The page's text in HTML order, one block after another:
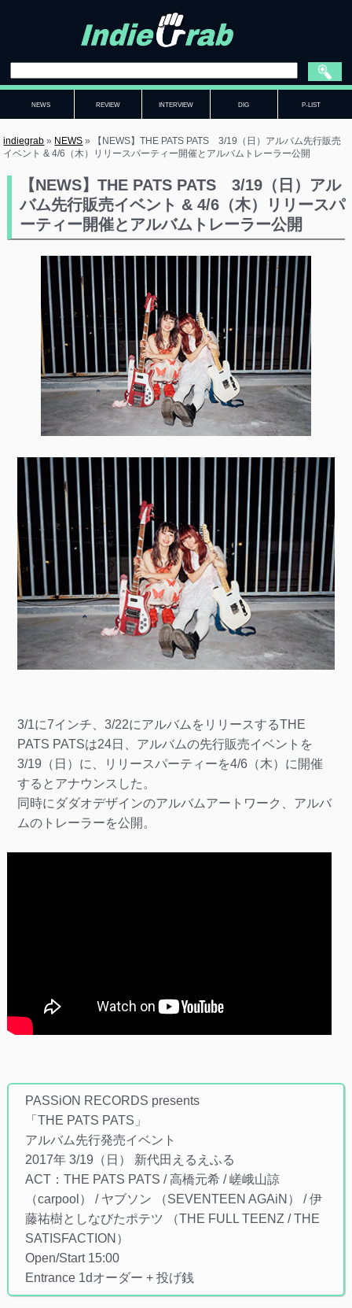
NEWS REVIEW INTERVIEW DIG P-LIST
indiegrab » NEWS »
【NEWS】THE PATS PATS 3/19（日）アルバム先行販売
イベント & 4/6（木）リリースパーティー開催とアルバムトレーラー公開
【NEWS】THE PATS PATS 3/19（日）アル
バム先行販売イベント & 4/6（木）リリースパ
ーティー開催とアルバムトレーラー公開
3/1に7インチ、3/22にアルバムをリリースするTHE
PATS PATSは24日、アルバムの先行販売イベントを
3/19（日）に、リリースパーティーを4/6（木）に開催
するとアナウンスした。
同時にダダオデザインのアルバムアートワーク、アルバ
ムのトレーラーを公開。
PASSiON RECORDS presents
「THE PATS PATS」
アルバム先行発売イベント
2017年 3/19（日） 新代田えるえふる
ACT：THE PATS PATS / 高橋元希 / 嵯峨山諒
（carpool） / ヤブソン （SEVENTEEN AGAiN） / 伊
藤祐樹としなびたポテツ （THE FULL TEENZ / THE
SATISFACTION）
Open/Start 15:00
Entrance 1dオーダー + 投げ銭